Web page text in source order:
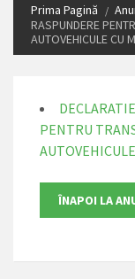
Prima Pagină
RASPUNDERE
AUTOVEHICULE CU
PENTRU